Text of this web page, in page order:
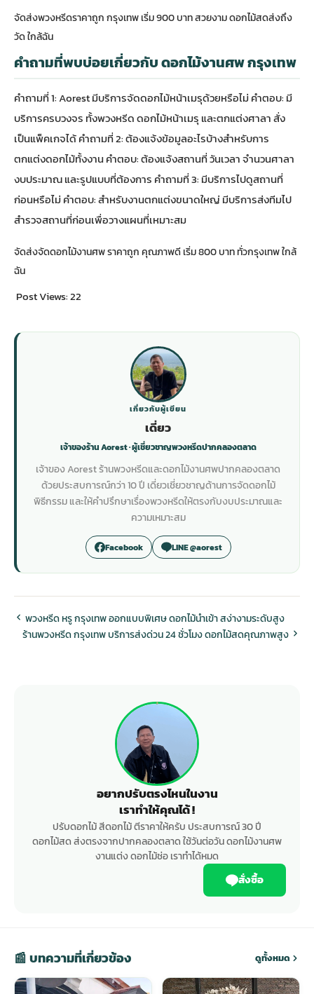
จัดส่งพวงหรีดราคาถูก กรุงเทพ เริ่ม 900 บาท สวยงาม ดอกไม้สดส่งถึง
วัด ใกล้ฉัน
คำถามที่พบบ่อยเกี่ยวกับ ดอกไม้งานศพ กรุงเทพ
คำถามที่ 1: Aorest มีบริการจัดดอกไม้หน้าเมรุด้วยหรือไม่ คำตอบ: มี
บริการครบวงจร ทั้งพวงหรีด ดอกไม้หน้าเมรุ และตกแต่งศาลา สั่ง
เป็นแพ็คเกจได้ คำถามที่ 2: ต้องแจ้งข้อมูลอะไรบ้างสำหรับการ
ตกแต่งดอกไม้ทั้งงาน คำตอบ: ต้องแจ้งสถานที่ วันเวลา จำนวนศาลา
งบประมาณ และรูปแบบที่ต้องการ คำถามที่ 3: มีบริการไปดูสถานที่
ก่อนหรือไม่ คำตอบ: สำหรับงานตกแต่งขนาดใหญ่ มีบริการส่งทีมไป
สำรวจสถานที่ก่อนเพื่อวางแผนที่เหมาะสม
จัดส่งจัดดอกไม้งานศพ ราคาถูก คุณภาพดี เริ่ม 800 บาท ทั่วกรุงเทพ ใกล้
ฉัน
Post Views:22
เกี่ยวกับผู้เขียน
เดี่ยว
เจ้าของร้าน Aorest · ผู้เชี่ยวชาญพวงหรีดปากคลองตลาด
เจ้าของ Aorest ร้านพวงหรีดและดอกไม้งานศพปากคลองตลาด
ด้วยประสบการณ์กว่า 10 ปี เดี่ยวเชี่ยวชาญด้านการจัดดอกไม้
พิธีกรรม และให้คำปรึกษาเรื่องพวงหรีดให้ตรงกับงบประมาณและ
ความเหมาะสม
Facebook LINE @aorest
พวงหรีด หรู กรุงเทพ ออกแบบพิเศษ ดอกไม้นำเข้า สง่างามระดับสูง
ร้านพวงหรีด กรุงเทพ บริการส่งด่วน 24 ชั่วโมง ดอกไม้สดคุณภาพสูง
อยากปรับตรงไหนในงาน
เราทำให้คุณได้ !
ปรับดอกไม้ สีดอกไม้ ตีราคาให้ครับ ประสบการณ์ 30 ปี
ดอกไม้สด ส่งตรงจากปากคลองตลาด ใช้วันต่อวัน ดอกไม้งานศพ
งานแต่ง ดอกไม้ช่อ เราทำได้หมด
สั่งซื้อ
📰 บทความที่เกี่ยวข้อง ดูทั้งหมด